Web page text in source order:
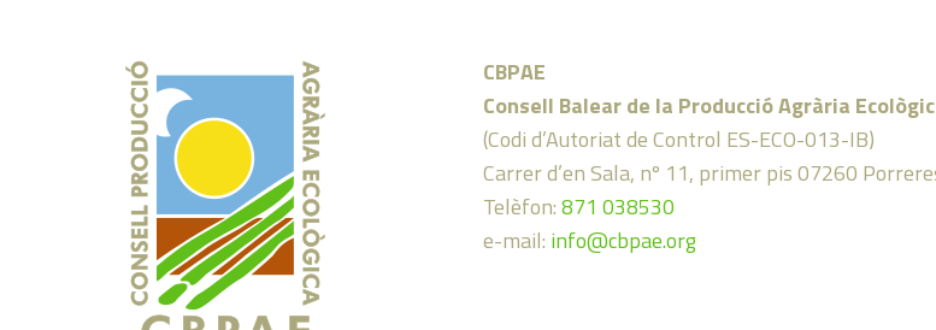
CBPAE
Consell Balear de la Producció Agrària
(Codi d’Autoriat de Control ES-ECO-013-IB)
Carrer d’en Sala, nº 11, primer pis 07260
Telèfon:871 038530
e-mail: info@cbpae.org